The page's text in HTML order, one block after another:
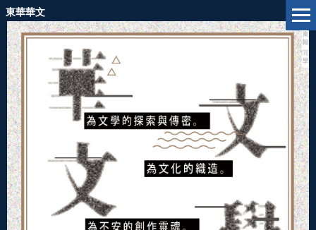
跳
到
主
要
內
容
區
東華華文